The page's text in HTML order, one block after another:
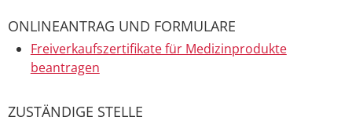
ONLINEANTRAG UND FORMULARE
Freiverkaufszertifikate für Medizinprodukte
beantragen
ZUSTÄNDIGE STELLE